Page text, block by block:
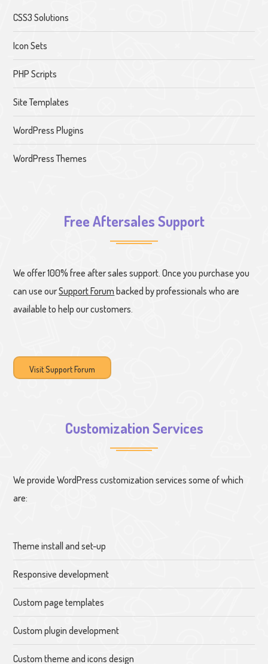
CSS3 Solutions
Icon Sets
PHP Scripts
Site Templates
WordPress Plugins
WordPress Themes
Free Aftersales Support
We offer 100% free after sales support. Once you purchase you
can use ourSupport Forum backed by professionals who are
available to help our customers.
Visit Support Forum
Customization Services
We provide WordPress customization services some of which
are:
Theme install and set-up
Responsive development
Custom page templates
Custom plugin development
Custom theme and icons design